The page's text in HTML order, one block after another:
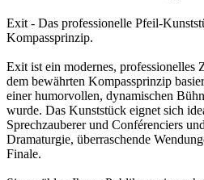
Exit - Das professionelle Pfeil-
Kompassprinzip.
Exit ist ein modernes, professionelles
dem bewährten Kompassprinzip
einer humorvollen, dynamischen
wurde. Das Kunststück eignet sich
Sprechzauberer und Conférenciers
Dramaturgie, überraschende
Finale.